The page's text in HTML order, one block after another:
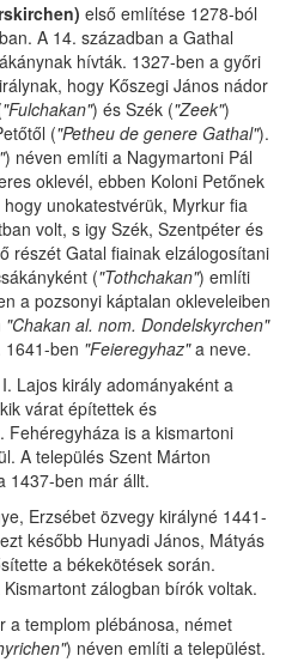
első említése 1278-ból
A 14. században a Gathal
hívták. 1327-ben a győri
hogy Kőszegi János nádor
"Fulchakan") és Szék ("Zeek")
("Petheu de genere Gathal").
) néven említi a Nagymartoni Pál
oklevél, ebben Koloni Petőnek
unokatestvérük, Myrkur fia
volt, s igy Szék, Szentpéter és
részét Gatal fiainak elzálogosítani
("Tothchakan") említi
a pozsonyi káptalan okleveleiben
"Chakan al. nom. Dondelskyrchen"
1641-ben "Feieregyhaz"a neve.
Lajos király adományaként a
várat építettek és
Fehéregyháza is a kismartoni
A település Szent Márton
1437-ben már állt.
Erzsébet özvegy királyné 1441-
később Hunyadi János, Mátyás
a békekötések során.
zálogban bírók voltak.
a templom plébánosa, német
) néven említi a települést.